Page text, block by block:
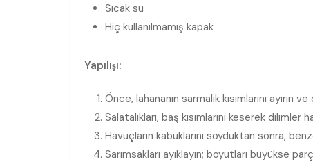
Sıcak su
Hiç kullanılmamış kapak
Yapılışı:
Önce, lahananın sarmalık kısımlarını
Salatalıkları, baş kısımlarını keserek dilimler
Havuçların kabuklarını soyduktan sonra,
Sarımsakları ayıklayın; boyutları büyükse